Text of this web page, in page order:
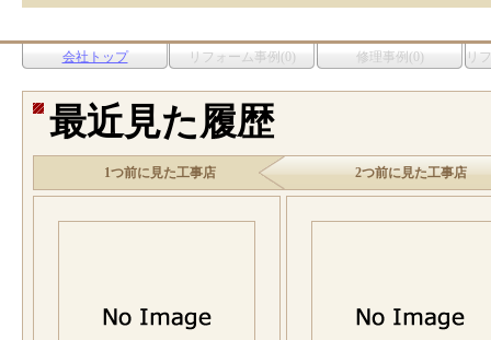
会社トップ リフォーム事例(0) 修理事例(0) リ
最近見た履歴
1つ前に見た工事店 2つ前に見た工事店